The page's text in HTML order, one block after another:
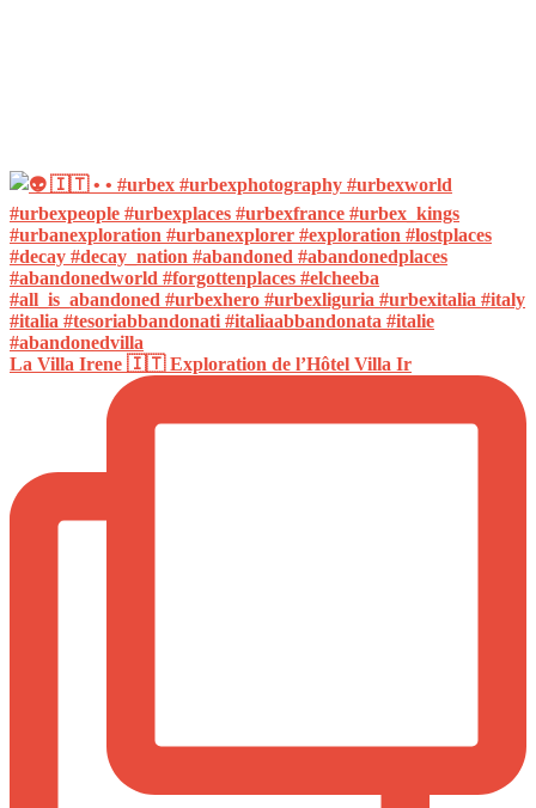
La Villa Irene 🇮🇹 Exploration de l’Hôtel Villa Ir